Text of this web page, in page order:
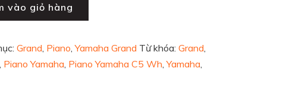
vào giỏ hàng
Grand, Piano,Yamaha Grand Từ khóa: Grand,
, Piano Yamaha, Piano Yamaha C5 Wh,Yamaha,